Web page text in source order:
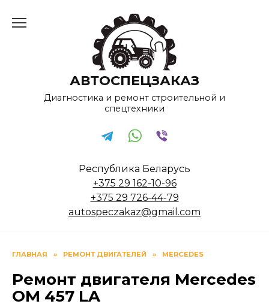
АВТОСПЕЦЗАКАЗ
Диагностика и ремонт строительной и
спецтехники
Республика Беларусь
+375 29 162-10-96
+375 29 726-44-79
autospeczakaz@gmail.com
ГЛАВНАЯ » РЕМОНТ ДВИГАТЕЛЕЙ » MERCEDES
Ремонт двигателя Mercedes
OM 457 LA